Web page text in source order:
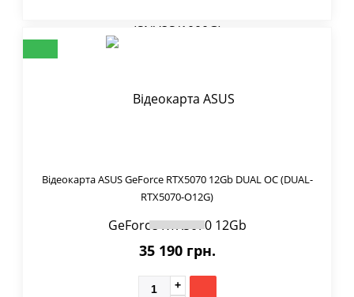
Відеокарта ASUS GeForce RTX5070 12Gb DUAL OC (DUAL-
RTX5070-O12G)
35 190 грн.